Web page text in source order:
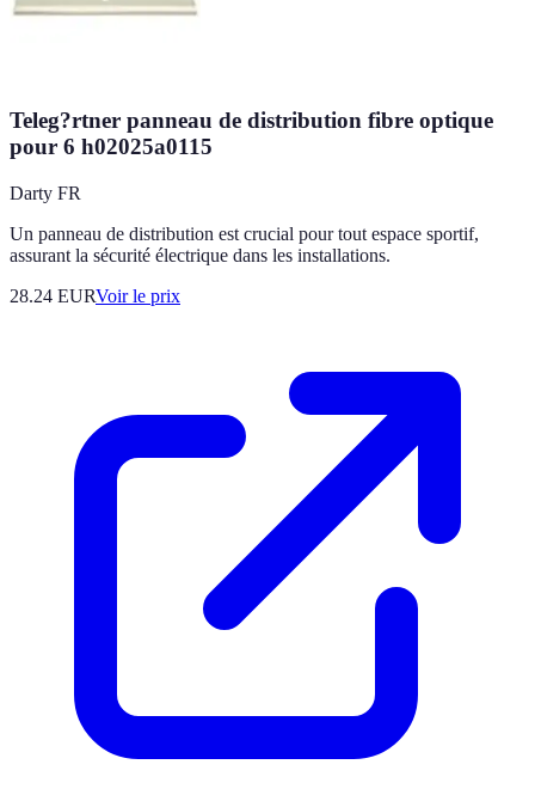
Teleg?rtner panneau de distribution fibre optique
pour 6 h02025a0115
Darty FR
Un panneau de distribution est crucial pour tout espace sportif,
assurant la sécurité électrique dans les installations.
28.24 EURVoir le prix